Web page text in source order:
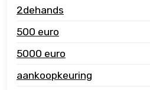
2dehands
500 euro
5000 euro
aankoopkeuring